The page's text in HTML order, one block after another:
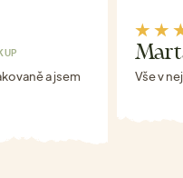
a jsem
Vše v